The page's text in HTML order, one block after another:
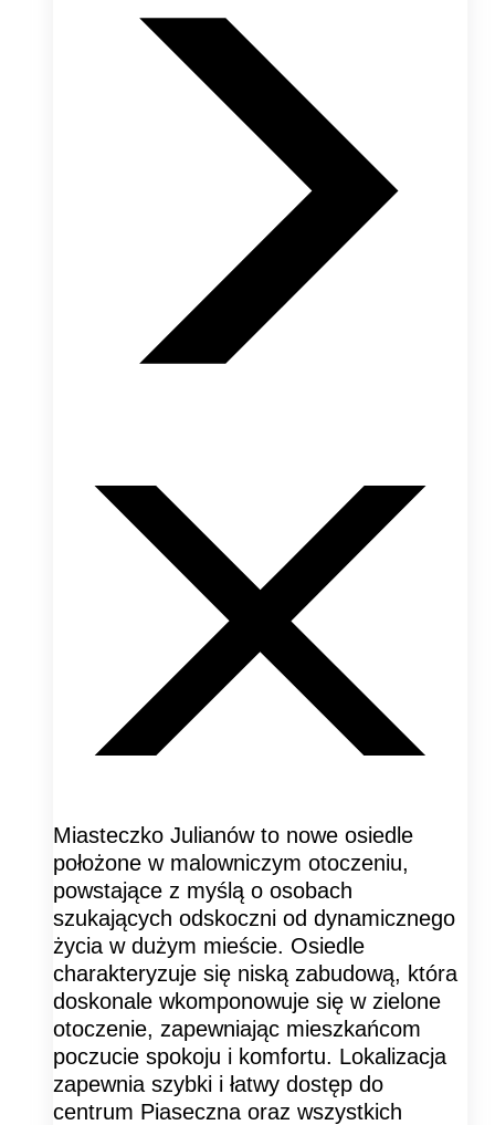
Miasteczko Julianów to nowe osiedle
położone w malowniczym otoczeniu,
powstające z myślą o osobach
szukających odskoczni od dynamicznego
życia w dużym mieście. Osiedle
charakteryzuje się niską zabudową, która
doskonale wkomponowuje się w zielone
otoczenie, zapewniając mieszkańcom
poczucie spokoju i komfortu. Lokalizacja
zapewnia szybki i łatwy dostęp do
centrum Piaseczna oraz wszystkich